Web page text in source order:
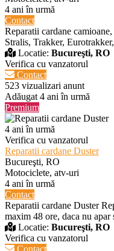
4 ani în urmă
Contact
Reparatii cardane
Stralis, Trakker,
Locatie: Bucureşti, RO
Verifica cu vanzatorul
Contact
523 vizualizari anunt
Adăugat 4 ani în urmă
Premium
4 ani în urmă
Verifica cu vanzatorul
Reparatii cardane Duster
Bucureşti, RO
Motociclete, atv-uri
4 ani în urmă
Contact
Reparatii cardane Duster
maxim 48 ore, daca nu
Locatie: Bucureşti, RO
Verifica cu vanzatorul
Contact